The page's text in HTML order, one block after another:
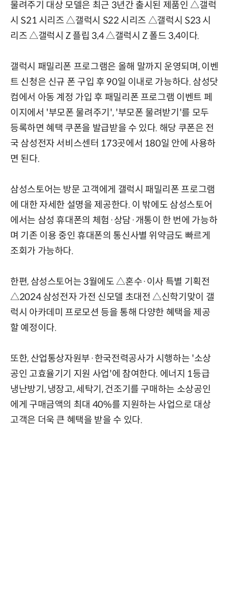
물려주기 대상 모델은 최근 3년간 출시된 제품인 △갤럭
시 S21 시리즈 △갤럭시 S22 시리즈 △갤럭시 S23 시
리즈 △갤럭시 Z 플립 3,4 △갤럭시 Z 폴드 3,4이다.
갤럭시 패밀리폰 프로그램은 올해 말까지 운영되며, 이벤
트 신청은 신규 폰 구입 후 90일 이내로 가능하다. 삼성닷
컴에서 아동 계정 가입 후 패밀리폰 프로그램 이벤트 페
이지에서 '부모폰 물려주기', '부모폰 물려받기'를 모두
등록하면 혜택 쿠폰을 발급받을 수 있다. 해당 쿠폰은 전
국 삼성전자 서비스센터 173곳에서 180일 안에 사용하
면 된다.
삼성스토어는 방문 고객에게 갤럭시 패밀리폰 프로그램
에 대한 자세한 설명을 제공한다. 이 밖에도 삼성스토어
에서는 삼성 휴대폰의 체험·상담·개통이 한 번에 가능하
며 기존 이용 중인 휴대폰의 통신사별 위약금도 빠르게
조회가 가능하다.
한편, 삼성스토어는 3월에도 △혼수·이사 특별 기획전
△2024 삼성전자 가전 신모델 초대전 △신학기맞이 갤
럭시 아카데미 프로모션 등을 통해 다양한 혜택을 제공
할 예정이다.
또한, 산업통상자원부·한국전력공사가 시행하는 '소상
공인 고효율기기 지원 사업'에 참여한다. 에너지 1등급
냉난방기, 냉장고, 세탁기, 건조기를 구매하는 소상공인
에게 구매금액의 최대 40%를 지원하는 사업으로 대상
고객은 더욱 큰 혜택을 받을 수 있다.